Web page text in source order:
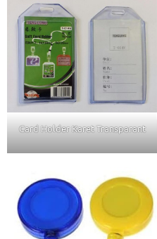
Card Holder Karet Transparant